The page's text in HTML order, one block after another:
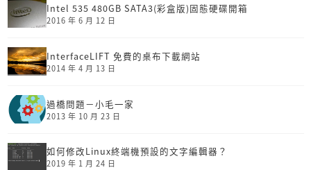
Intel 535 480GB SATA3(彩盒版)固態硬碟開箱
2016 年 6 月 12 日
InterfaceLIFT 免費的桌布下載網站
2014 年 4 月 13 日
過橋問題－小毛一家
2013 年 10 月 23 日
如何修改Linux終端機預設的文字編輯器？
2019 年 1 月 24 日